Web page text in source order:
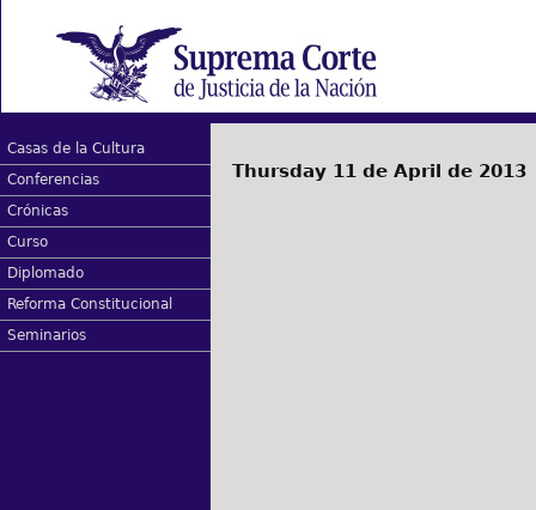
Casas de la Cultura
Conferencias
Crónicas
Curso
Diplomado
Reforma Constitucional
Seminarios
Thursday 11 de April de 2013